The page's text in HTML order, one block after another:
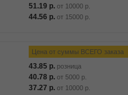
51.19 р. от 10000 р.
44.56 р. от 15000 р.
Цена от суммы ВСЕГО заказа
43.85 р. розница
40.78 р. от 5000 р.
37.27 р. от 10000 р.